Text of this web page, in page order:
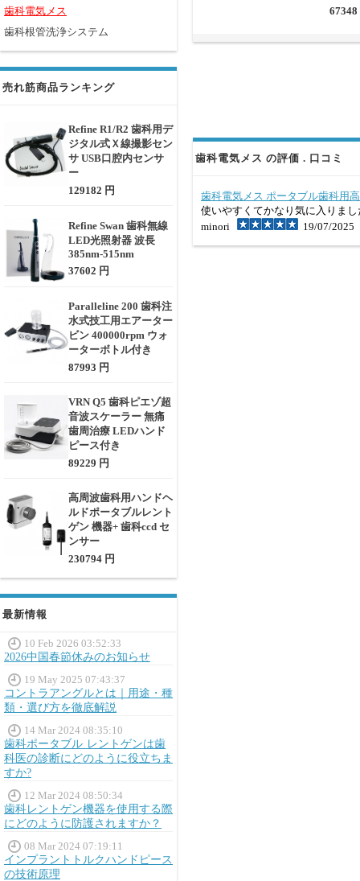
歯科電気メス
歯科根管洗浄システム
売れ筋商品ランキング
Refine R1/R2 歯科用デ
ジタル式Ｘ線撮影セン
サ USB口腔内センサ
ー
129182 円
Refine Swan 歯科無線
LED光照射器 波長
385nm-515nm
37602 円
Paralleline 200 歯科注
水式技工用エアーター
ビン 400000rpm ウォ
ーターボトル付き
87993 円
VRN Q5 歯科ピエゾ超
音波スケーラー 無痛
歯周治療 LEDハンド
ピース付き
89229 円
高周波歯科用ハンドヘ
ルドポータブルレント
ゲン 機器+ 歯科ccd セ
ンサー
230794 円
最新情報
10 Feb 2026 03:52:33
2026中国春節休みのお知らせ
19 May 2025 07:43:37
コントラアングルとは｜用途・種
類・選び方を徹底解説
14 Mar 2024 08:35:10
歯科ポータブル レントゲンは歯
科医の診断にどのように役立ちま
すか?
12 Mar 2024 08:50:34
歯科レントゲン機器を使用する際
にどのように防護されますか？
08 Mar 2024 07:19:11
インプラントトルクハンドピース
の技術原理
67348
歯科電気メス の評価 . 口コミ
歯科電気メス ポータブル歯科用
使いやすくてかなり気に入りま
minori
19/07/2025